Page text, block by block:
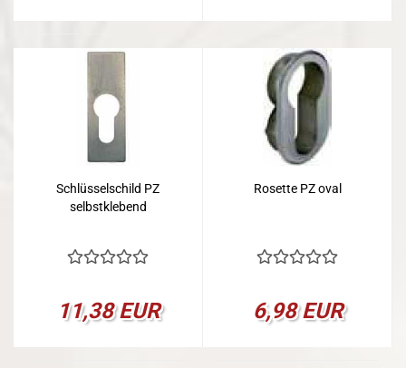
Schlüsselschild PZ
selbstklebend
11,38 EUR
Rosette PZ oval
6,98 EUR